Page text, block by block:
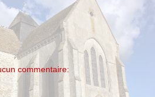
commentaire: